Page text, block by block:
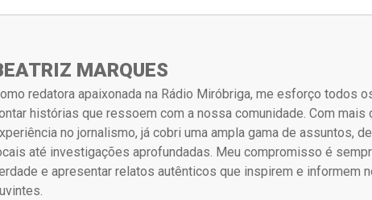
MARQUES
redatora apaixonada na Rádio Miróbriga, me esforço todos
histórias que ressoem com a nossa comunidade. Com mais
no jornalismo, já cobri uma ampla gama de assuntos,
até investigações aprofundadas. Meu compromisso é
e apresentar relatos autênticos que inspirem e informem